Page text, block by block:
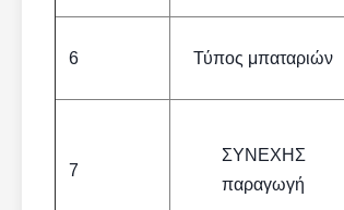
6 Τύπος μπαταριών
7
ΣΥΝΕΧΗΣ
παραγωγή